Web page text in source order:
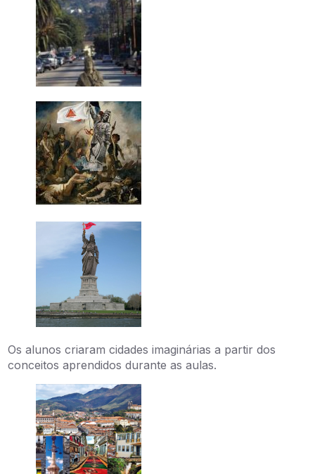
Os alunos criaram cidades imaginárias a partir dos
conceitos aprendidos durante as aulas.